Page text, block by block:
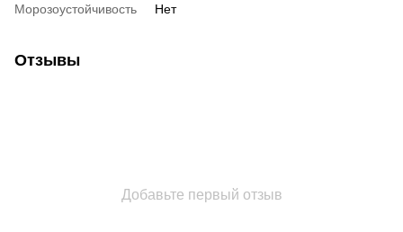
Морозоустойчивость Нет
Отзывы
Добавьте первый отзыв